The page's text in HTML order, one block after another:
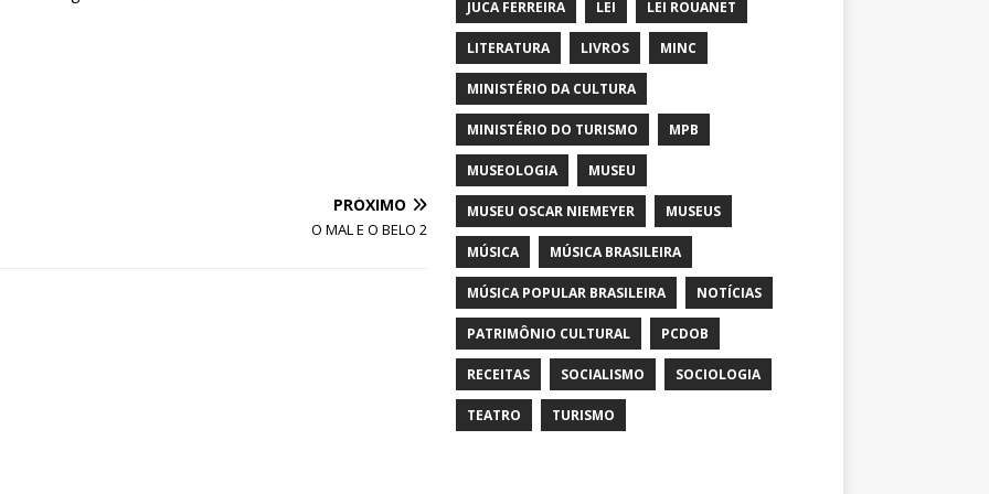
PRÓXIMO
O MAL E O BELO 2
JUCA FERREIRA LEI LEI ROUANET
LITERATURA LIVROS MINC
MINISTÉRIO DA CULTURA
MINISTÉRIO DO TURISMO MPB
MUSEOLOGIA MUSEU
MUSEU OSCAR NIEMEYER MUSEUS
MÚSICA MÚSICA BRASILEIRA
MÚSICA POPULAR BRASILEIRA NOTÍCIAS
PATRIMÔNIO CULTURAL PCDOB
RECEITAS SOCIALISMO SOCIOLOGIA
TEATRO TURISMO